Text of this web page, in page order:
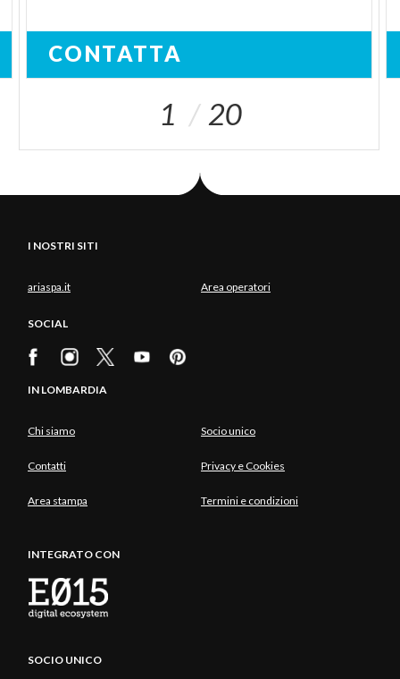
CONTATTA
1 20
I NOSTRI SITI
ariaspa.it Area operatori
SOCIAL
IN LOMBARDIA
Chi siamo Socio unico
Contatti Privacy e Cookies
Area stampa Termini e condizioni
INTEGRATO CON
SOCIO UNICO